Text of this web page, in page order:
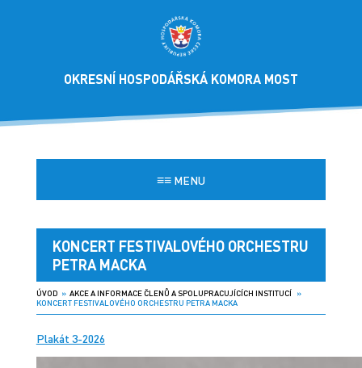
OKRESNÍ HOSPODÁŘSKÁ KOMORA MOST
≡≡MENU
KONCERT FESTIVALOVÉHO ORCHESTRU
PETRA MACKA
ÚVOD » AKCE A INFORMACE ČLENŮ A SPOLUPRACUJÍCÍCH INSTITUCÍ»
KONCERT FESTIVALOVÉHO ORCHESTRU PETRA MACKA
Plakát 3-2026